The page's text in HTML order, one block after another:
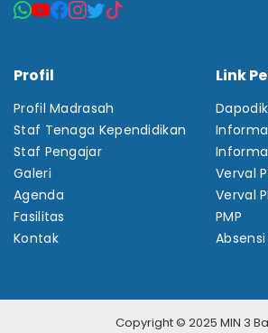
Profil
Profil Madrasah
Staf Tenaga Kependidikan
Staf Pengajar
Galeri
Agenda
Fasilitas
Kontak
Link
Verval
Verval
PMP
Copyright © 2025 MIN 3